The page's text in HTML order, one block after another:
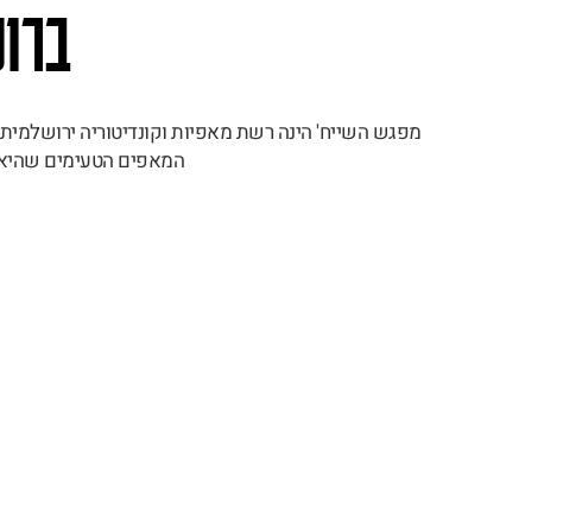
המאפים הטעימים